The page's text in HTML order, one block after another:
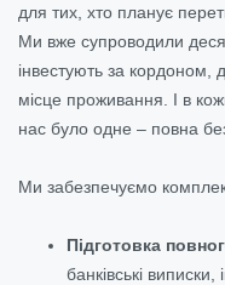
для тих, хто планує
Ми вже супроводили
інвестують за кордоном,
місце проживання. І в
нас було одне – повна
Ми забезпечуємо
Підготовка
банківські